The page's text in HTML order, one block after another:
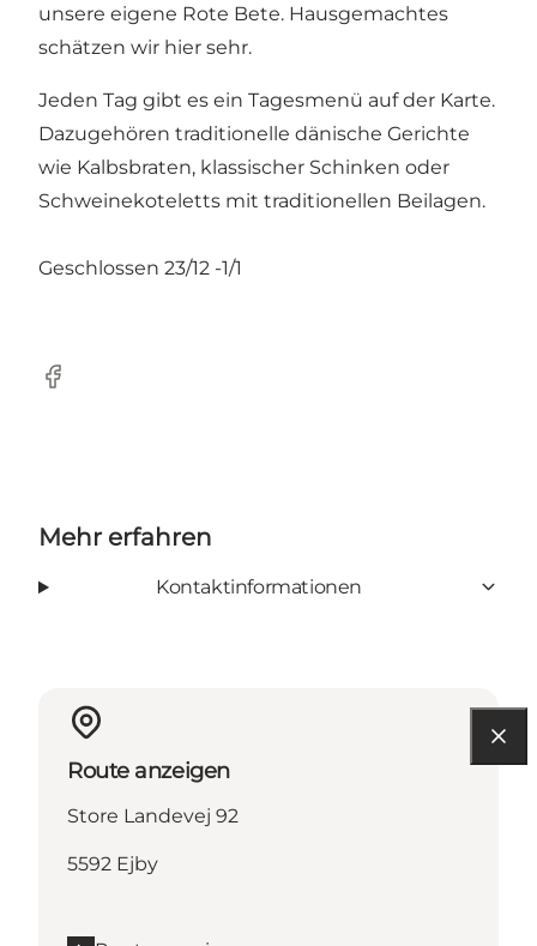
unsere eigene Rote Bete. Hausgemachtes
schätzen wir hier sehr.
Jeden Tag gibt es ein Tagesmenü auf der Karte.
Dazugehören traditionelle dänische Gerichte
wie Kalbsbraten, klassischer Schinken oder
Schweinekoteletts mit traditionellen Beilagen.
Geschlossen 23/12 -1/1
Facebook
Mehr erfahren
Kontaktinformationen
Route anzeigen
Store Landevej 92
5592 Ejby